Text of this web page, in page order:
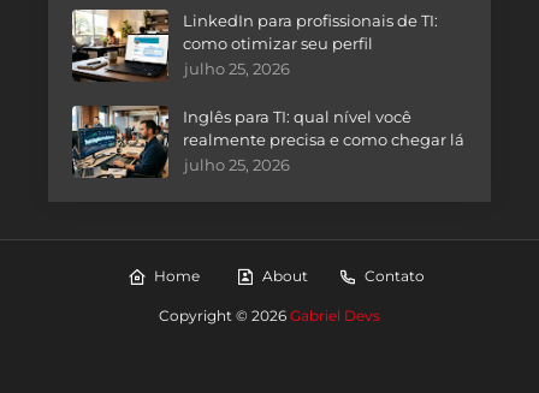
LinkedIn para profissionais de TI:
como otimizar seu perfil
julho 25, 2026
Inglês para TI: qual nível você
realmente precisa e como chegar lá
julho 25, 2026
Home About Contato
Copyright © 2026 Gabriel Devs